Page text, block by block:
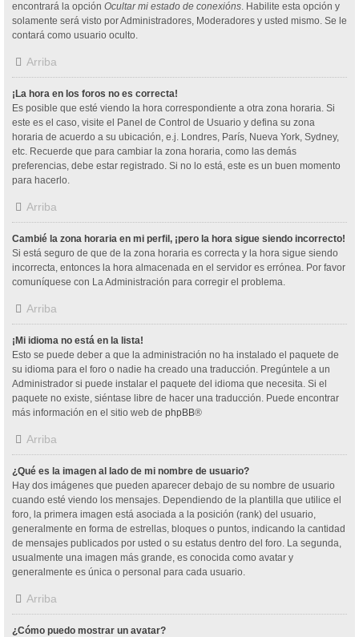
encontrará la opción Ocultar mi estado de conexións. Habilite esta opción y
solamente será visto por Administradores, Moderadores y usted mismo. Se le
contará como usuario oculto.
Arriba
¡La hora en los foros no es correcta!
Es posible que esté viendo la hora correspondiente a otra zona horaria. Si
este es el caso, visite el Panel de Control de Usuario y defina su zona
horaria de acuerdo a su ubicación, e.j. Londres, París, Nueva York, Sydney,
etc. Recuerde que para cambiar la zona horaria, como las demás
preferencias, debe estar registrado. Si no lo está, este es un buen momento
para hacerlo.
Arriba
Cambié la zona horaria en mi perfil, ¡pero la hora sigue siendo incorrecto!
Si está seguro de que de la zona horaria es correcta y la hora sigue siendo
incorrecta, entonces la hora almacenada en el servidor es errónea. Por favor
comuníquese con La Administración para corregir el problema.
Arriba
¡Mi idioma no está en la lista!
Esto se puede deber a que la administración no ha instalado el paquete de
su idioma para el foro o nadie ha creado una traducción. Pregúntele a un
Administrador si puede instalar el paquete del idioma que necesita. Si el
paquete no existe, siéntase libre de hacer una traducción. Puede encontrar
más información en el sitio web de phpBB®
Arriba
¿Qué es la imagen al lado de mi nombre de usuario?
Hay dos imágenes que pueden aparecer debajo de su nombre de usuario
cuando esté viendo los mensajes. Dependiendo de la plantilla que utilice el
foro, la primera imagen está asociada a la posición (rank) del usuario,
generalmente en forma de estrellas, bloques o puntos, indicando la cantidad
de mensajes publicados por usted o su estatus dentro del foro. La segunda,
usualmente una imagen más grande, es conocida como avatar y
generalmente es única o personal para cada usuario.
Arriba
¿Cómo puedo mostrar un avatar?